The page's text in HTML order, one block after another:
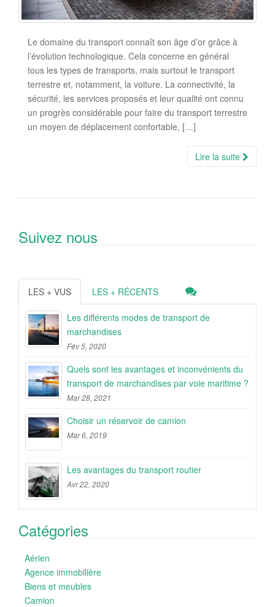
Le domaine du transport connaît son âge d’or grâce à
l’évolution technologique. Cela concerne en général
tous les types de transports, mais surtout le transport
terrestre et, notamment, la voiture. La connectivité, la
sécurité, les services proposés et leur qualité ont connu
un progrès considérable pour faire du transport terrestre
un moyen de déplacement confortable, […]
Lire la suite
Suivez nous
LES + VUS LES + RÉCENTS
Les différents modes de transport de
marchandises
Fév 5, 2020
Quels sont les avantages et inconvénients du
transport de marchandises par voie maritime ?
Mar 28, 2021
Choisir un réservoir de camion
Mar 6, 2019
Les avantages du transport routier
Avr 22, 2020
Catégories
Aérien
Agence immobilière
Biens et meubles
Camion